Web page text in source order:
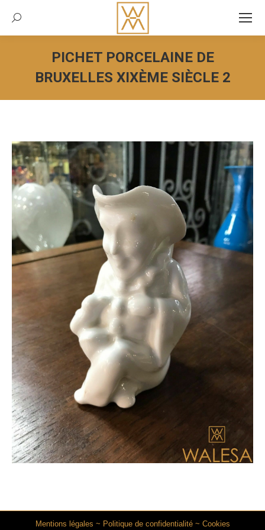
Recherche:
PICHET PORCELAINE DE
BRUXELLES XIXÈME SIÈCLE 2
Vous êtes ici :
Mentions légales ~ Politique de confidentialité~ Cookies